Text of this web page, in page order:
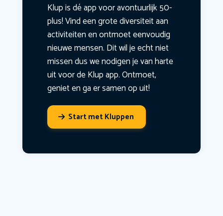
Klup is dé app voor avontuurlijk 50-
plus! Vind een grote diversiteit aan
activiteiten en ontmoet eenvoudig
nieuwe mensen. Dit wil je echt niet
missen dus we nodigen je van harte
uit voor de Klup app. Ontmoet,
geniet en ga er samen op uit!
Start met Kluppen